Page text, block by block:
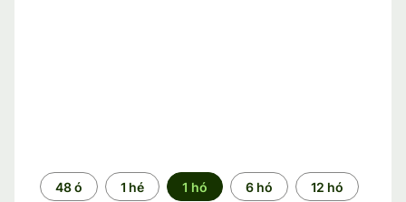
Időszak
48 ó 1 hé 1 hó 6 hó 12 hó